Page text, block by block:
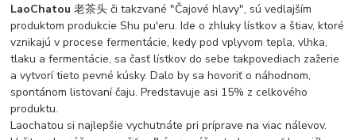
LaoChatou老茶头 či takzvané "Čajové hlavy", sú vedlajším
produktom produkcie Shu pu'eru. Ide o zhluky lístkov a štiav, ktoré
vznikajú v procese fermentácie, kedy pod vplyvom tepla, vlhka,
tlaku a fermentácie, sa časť lístkov do sebe takpovediach zažerie
a vytvorí tieto pevné kúsky. Dalo by sa hovoriť o náhodnom,
spontánom listovaní čaju. Predstavuje asi 15% z celkového
produktu.
Laochatou si najlepšie vychutnáte pri príprave na viac nálevov.